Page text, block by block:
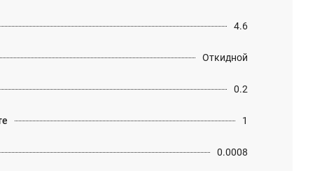
4.6
Откидной
0.2
1
0.0008